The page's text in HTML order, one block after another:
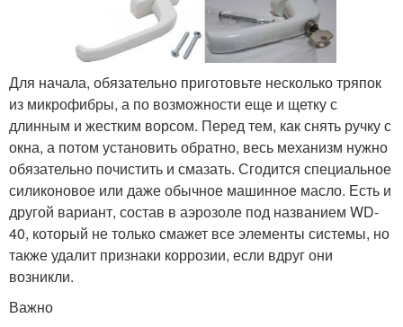
Для начала, обязательно приготовьте несколько тряпок
из микрофибры, а по возможности еще и щетку с
длинным и жестким ворсом. Перед тем, как снять ручку с
окна, а потом установить обратно, весь механизм нужно
обязательно почистить и смазать. Сгодится специальное
силиконовое или даже обычное машинное масло. Есть и
другой вариант, состав в аэрозоле под названием WD-
40, который не только смажет все элементы системы, но
также удалит признаки коррозии, если вдруг они
возникли.
Важно